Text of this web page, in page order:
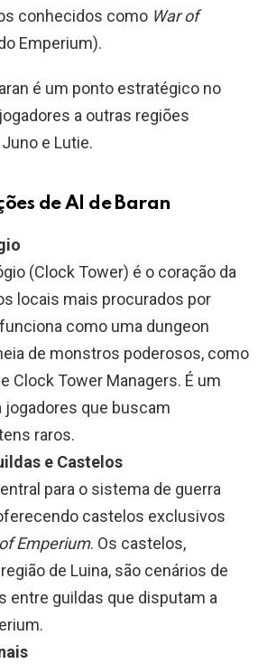
conhecidos como War of
Emperium).
é um ponto estratégico no
a outras regiões
e Lutie.
de Al de Baran
(Clock Tower) é o coração da
locais mais procurados por
como uma dungeon
de monstros poderosos, como
Clock Tower Managers. É um
jogadores que buscam
raros.
e Castelos
para o sistema de guerra
castelos exclusivos
Emperium. Os castelos,
de Luina, são cenários de
entre guildas que disputam a